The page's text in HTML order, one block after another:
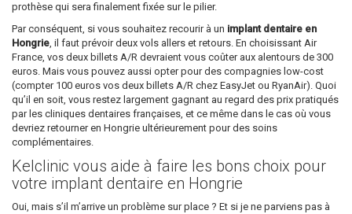
prothèse qui sera finalement fixée sur le pilier.
Par conséquent, si vous souhaitez recourir à un implant dentaire en
Hongrie, il faut prévoir deux vols allers et retours. En choisissant Air
France, vos deux billets A/R devraient vous coûter aux alentours de 300
euros. Mais vous pouvez aussi opter pour des compagnies low-cost
(compter 100 euros vos deux billets A/R chez EasyJet ou RyanAir). Quoi
qu’il en soit, vous restez largement gagnant au regard des prix pratiqués
par les cliniques dentaires françaises, et ce même dans le cas où vous
devriez retourner en Hongrie ultérieurement pour des soins
complémentaires.
Kelclinic vous aide à faire les bons choix pour
votre implant dentaire en Hongrie
Oui, mais s’il m’arrive un problème sur place ? Et si je ne parviens pas à